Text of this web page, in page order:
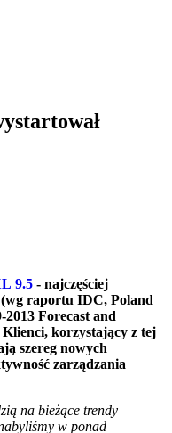
9.5 - najczęściej
(wg raportu IDC, Poland
Forecast and
Klienci, korzystający z tej
szereg nowych
zarządzania
na bieżące trendy
w ponad